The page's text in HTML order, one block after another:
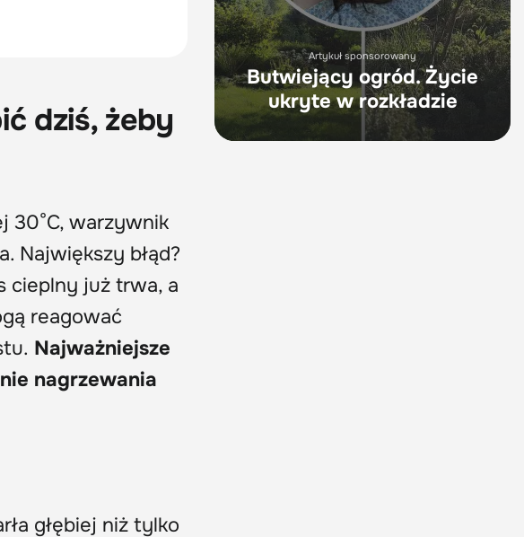
dziś, żeby
30°C, warzywnik
Największy błąd?
cieplny już trwa, a
reagować
Najważniejsze
nagrzewania
głębiej niż tylko
Artykuł sponsorowany
Butwiejący ogród. Życie
ukryte w rozkładzie